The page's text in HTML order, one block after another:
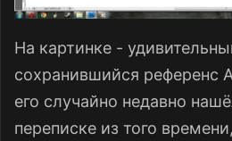
На картинке -
сохранившийся референс
его случайно недавно
переписке из того